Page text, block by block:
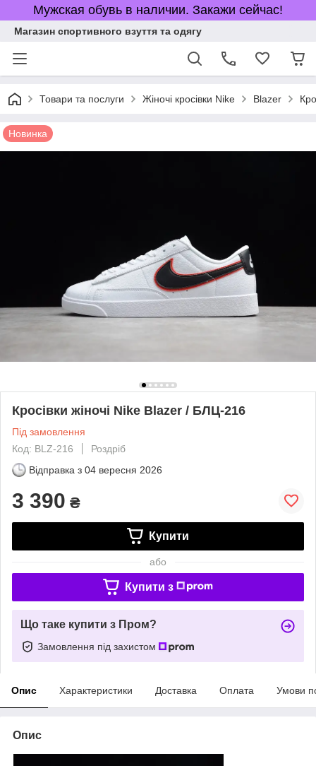
Мужская обувь в наличии. Закажи сейчас!
Магазин спортивного взуття та одягу
Товари та послуги Жіночі кросівки Nike Blazer
Новинка
Кросівки жіночі Nike Blazer / БЛЦ-216
Під замовлення
Код: BLZ-216
Роздріб
Відправка з 04 вересня 2026
3 390 ₴
Купити
або
Купити з
Що таке купити з Пром?
Замовлення під захистом
Опис Характеристики Доставка Оплата Умови
Опис